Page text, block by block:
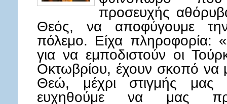
προσευχής
Θεός, να αποφύγουμε
πόλεμο. Είχα πληροφορία:
για να εμποδιστούν οι
Οκτωβρίου, έχουν σκοπό
Θεώ, μέχρι στιγμής
ευχηθούμε να μας